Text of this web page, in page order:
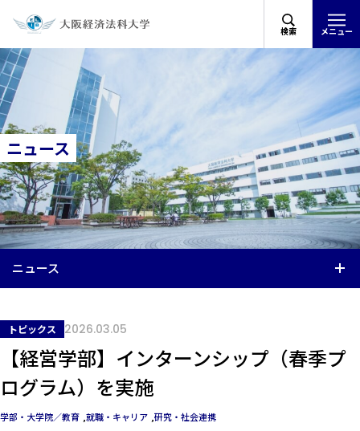
検索 メニュー
ニュース
ニュース
トピックス 2026.03.05
【経営学部】インターンシップ（春季プ
ログラム）を実施
学部・大学院／教育 就職・キャリア 研究・社会連携